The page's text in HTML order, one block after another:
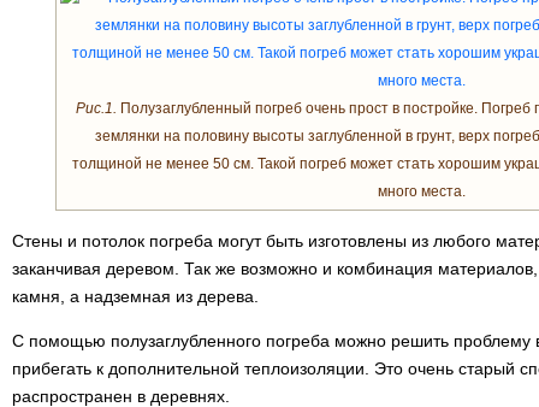
Рис.1. Полузаглубленный погреб очень прост в постройке.
землянки на половину высоты заглубленной в грунт, верх
толщиной не менее 50 см. Такой погреб может стать хорошим
много места.
Стены и потолок погреба могут быть изготовлены из любого
заканчивая деревом. Так же возможно и комбинация
камня, а надземная из дерева.
С помощью полузаглубленного погреба можно решить проблему
прибегать к дополнительной теплоизоляции. Это очень старый
распространен в деревнях.